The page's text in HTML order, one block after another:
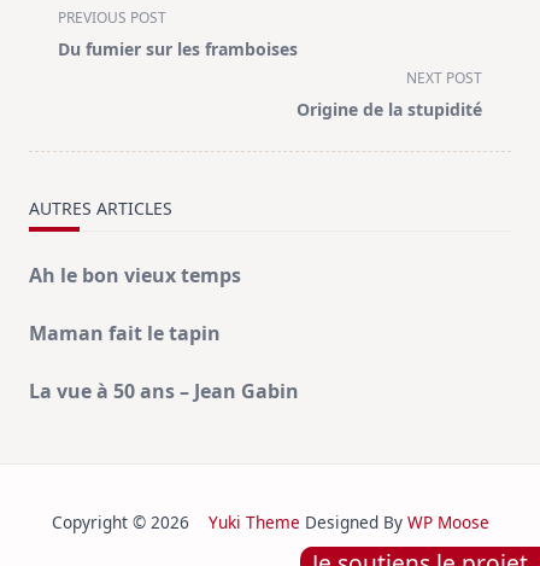
<span
class="nav-
text">Page</span>
PREVIOUS POST
Du fumier sur les framboises
NEXT POST
Origine de la stupidité
AUTRES ARTICLES
Ah le bon vieux temps
Maman fait le tapin
La vue à 50 ans – Jean Gabin
Copyright © 2026 Yuki Theme Designed By WP Moose